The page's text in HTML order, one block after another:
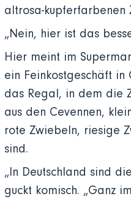
altrosa-kupferfarbenen
„Nein, hier ist das
Hier meint im
ein Feinkostgeschäft
das Regal, in dem die
aus den Cevennen,
rote Zwiebeln, riesige
sind.
„In Deutschland sind
guckt komisch. „Ganz